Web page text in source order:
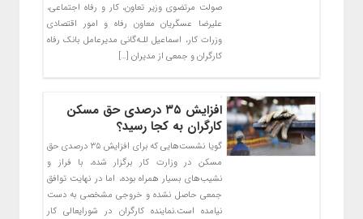
صولت مرتضوی وزیر تعاون، کار و رفاه اجتماعی،
علیرضا عسگریان معاون رفاه و امور اقتصادی
وزرات کار، اسماعیل للـه‌گانی مدیرعامل بانک رفاه
کارگران و جمعی از مدیران […]
افزایش ۳۵ درصدی حق مسکن
کارگران به کجا رسید؟
گویا نشست‌هایی که برای افزایش ۳۵ درصدی حق
مسکن در وزارت کار برگزار شده، با فراز و
نشیب‌های بسیار همراه بوده، اما در نهایت توافق
جمعی حاصل نشده و خروجی مشخصی به دست
نیامده است.نماینده کارگران در شورایعالی کار